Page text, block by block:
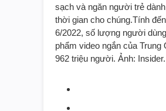
sạch và ngăn người trẻ
thời gian cho chúng.Tính
6/2022, số lượng người
phẩm video ngắn của Trung
962 triệu người. Ảnh: Insider.